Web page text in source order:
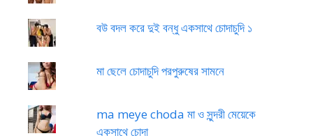
বউ বদল করে দুই বন্ধু একসাথে চোদাচুদি ১
মা ছেলে চোদাচুদি পরপুরুষের সামনে
ma meye choda মা ও সুন্দরী মেয়েকে
একসাথে চোদা